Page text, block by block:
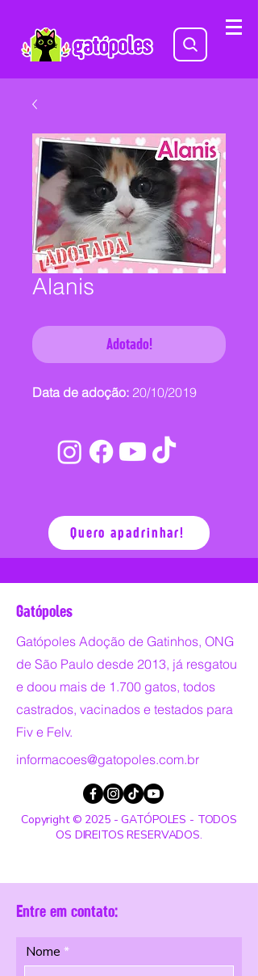
Alanis
Adotado!
Data de adoção: 20/10/2019
Quero apadrinhar!
Gatópoles
Gatópoles Adoção de Gatinhos, ONG
de São Paulo desde 2013, já resgatou
e doou mais de 1.700 gatos, todos
castrados, vacinados e testados para
Fiv e Felv.
informacoes@gatopoles.com.br
Copyright © 2025 - GATÓPOLES - TODOS
OS DIREITOS RESERVADOS.
Entre em contato:
Nome